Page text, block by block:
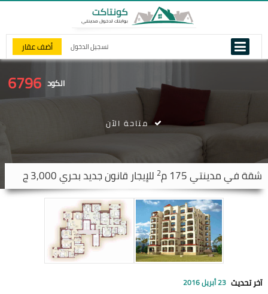
تسجيل الدخول أضف عقار
الكود 6796
شقة فيمدينتي 2 للإيجار قانون جديد بحري 3,000 ج
متاحة الآن
آخر تحديث 23 أبريل 2016